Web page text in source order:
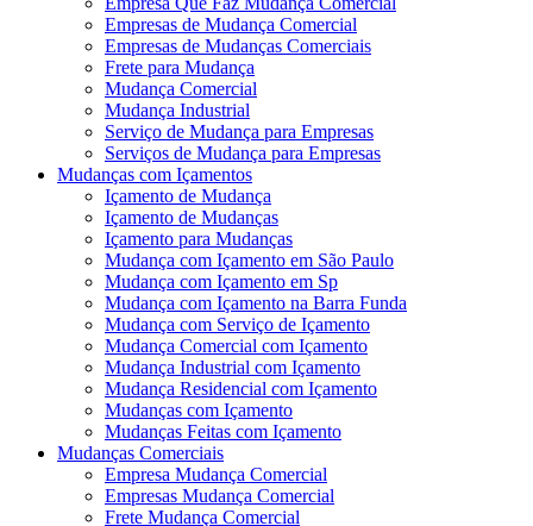
Empresas de Mudança Comercial
Empresas de Mudanças Comerciais
Frete para Mudança
Mudança Comercial
Mudança Industrial
Serviço de Mudança para Empresas
Serviços de Mudança para Empresas
Mudanças com Içamentos
Içamento de Mudança
Içamento de Mudanças
Içamento para Mudanças
Mudança com Içamento em São Paulo
Mudança com Içamento em Sp
Mudança com Içamento na Barra Funda
Mudança com Serviço de Içamento
Mudança Comercial com Içamento
Mudança Industrial com Içamento
Mudança Residencial com Içamento
Mudanças com Içamento
Mudanças Feitas com Içamento
Mudanças Comerciais
Empresa Mudança Comercial
Empresas Mudança Comercial
Frete Mudança Comercial